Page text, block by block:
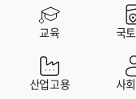
국토관리 공공행정
교육 국
산업고용 사